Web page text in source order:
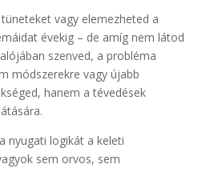
vagy elemezheted a
évekig – de amíg nem látod
szenved, a probléma
módszerekre vagy újabb
hanem a tévedések
nyugati logikát a keleti
sem orvos, sem